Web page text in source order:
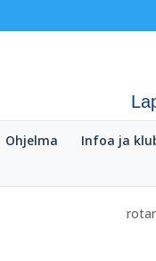
Ohjelma Infoa ja